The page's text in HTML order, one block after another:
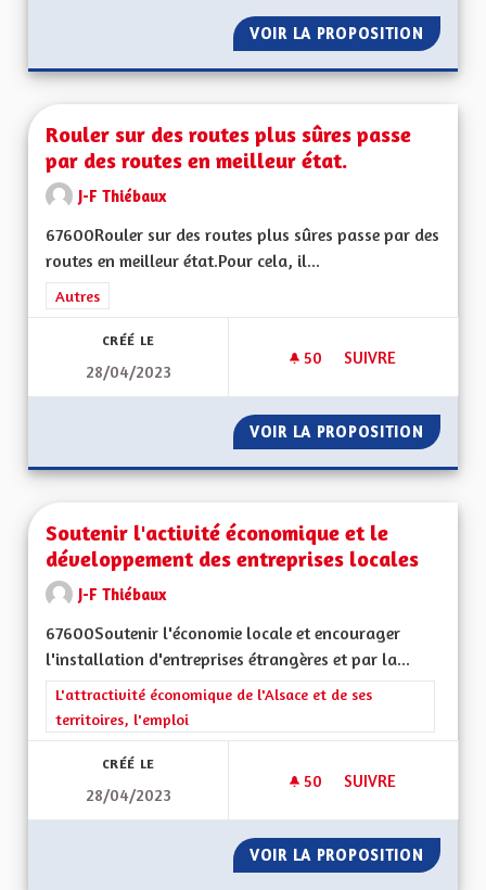
VOIR LA PROPOSITION
Rouler sur des routes plus sûres passe
par des routes en meilleur état.
J-F Thiébaux
67600Rouler sur des routes plus sûres passe par des
routes en meilleur état.Pour cela, il...
Filtrer les résultats de la catégorie : Autres
Autres
CRÉÉ LE
28/04/2023
50 50 ABONNÉS
SUIVRE
VOIR LA PROPOSITION
Soutenir l'activité économique et le
développement des entreprises locales
J-F Thiébaux
67600Soutenir l'économie locale et encourager
l'installation d'entreprises étrangères et par la...
Filtrer les résultats de la catégorie : L'attractivité
L'attractivité économique de l'Alsace et de ses
territoires, l'emploi
CRÉÉ LE
28/04/2023
50 50 ABONNÉS
SUIVRE
VOIR LA PROPOSITION